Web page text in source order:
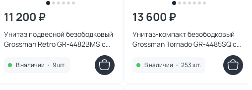
11 200 ₽
Унитаз подвесной безободковый
Grossman Retro GR-4482BMS с
микролифтом, черный матовый
В наличии • 9 шт.
13 600 ₽
Унитаз-компакт безободковый
Grossman Tornado GR-4485SQ с
В наличии • 253 шт.